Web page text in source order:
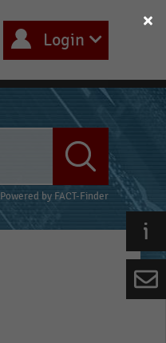
Login
Powered by FACT-Finder